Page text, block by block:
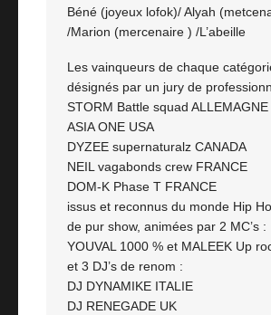
Béné (joyeux lofok)/ Alyah
/Marion (mercenaire ) /L’abeille
Les vainqueurs de chaque
désignés par un jury de
STORM Battle squad ALLEMAGNE
ASIA ONE USA
DYZEE supernaturalz CANADA
NEIL vagabonds crew FRANCE
DOM-K Phase T FRANCE
issus et reconnus du monde Hip
de pur show, animées par 2 MC’s :
YOUVAL 1000 % et MALEEK Up
et 3 DJ’s de renom :
DJ DYNAMIKE ITALIE
DJ RENEGADE UK